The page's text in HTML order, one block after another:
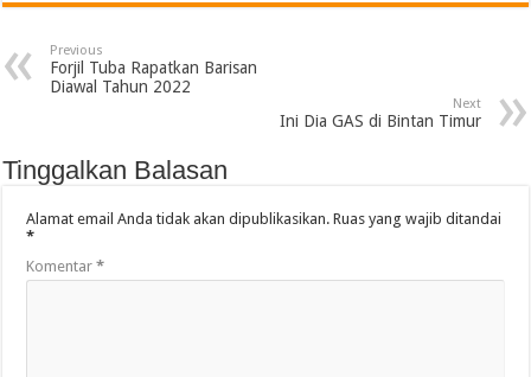
Previous
Forjil Tuba Rapatkan Barisan
Diawal Tahun 2022
Next
Ini Dia GAS di Bintan Timur
Tinggalkan Balasan
Alamat email Anda tidak akan dipublikasikan. Ruas yang wajib ditandai
*
Komentar*